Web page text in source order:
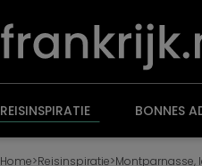
REISINSPIRATIE BONNES
Home>Reisinspiratie>Montparnasse,